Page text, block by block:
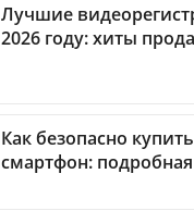
Лучшие
2026 году: хиты
Как безопасно
смартфон: